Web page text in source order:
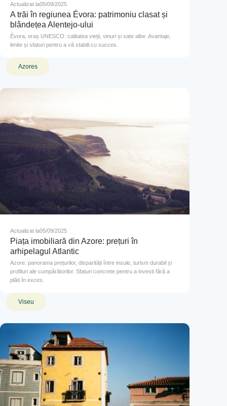
Actualizat la05/09/2025
A trăi în regiunea Évora: patrimoniu clasat și
blândețea Alentejo-ului
Évora, oraș UNESCO: calitatea vieții, vinuri și sate albe. Avantaje,
limite și sfaturi pentru a vă stabili cu succes.
Azores
Actualizat la05/09/2025
Piața imobiliară din Azore: prețuri în
arhipelagul Atlantic
Azore: panorama prețurilor, disparități între insule, turism durabil și
profiluri ale cumpărătorilor. Sfaturi concrete pentru a investi fără a
plăti în exces.
Viseu